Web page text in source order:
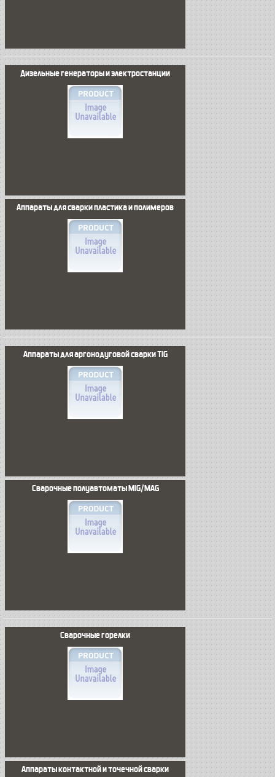
Дизельные генераторы и электростанции
Аппараты для сварки пластика и полимеров
Аппараты для аргонодуговой сварки TIG
Сварочные полуавтоматы MIG/MAG
Сварочные горелки
Аппараты контактной и точечной сварки